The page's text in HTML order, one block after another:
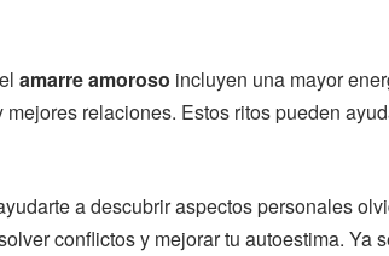
amarre amoroso incluyen una mayor
relaciones. Estos ritos pueden
a descubrir aspectos personales
conflictos y mejorar tu autoestima. Ya